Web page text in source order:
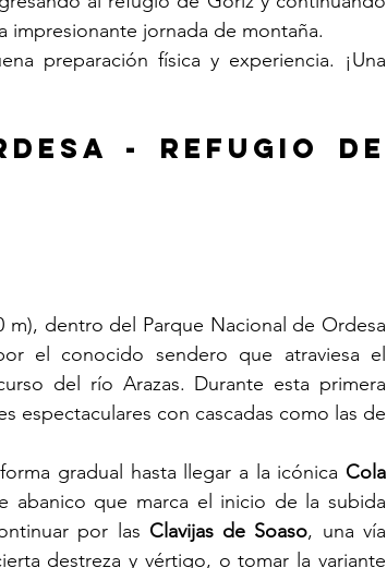
impresionante jornada de montaña.
preparación física y experiencia. ¡Una
- Refugio de
m), dentro del Parque Nacional de Ordesa
el conocido sendero que atraviesa el
del río Arazas. Durante esta primera
espectaculares con cascadas como las de
gradual hasta llegar a la icónica Cola
abanico que marca el inicio de la subida
por las Clavijas de Soaso, una vía
destreza y vértigo, o tomar la variante